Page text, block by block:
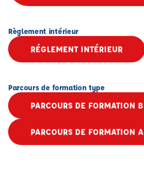
Règlement intérieur
RÉGLEMENT INTÉRIEUR
Parcours de formation type
PARCOURS DE FORMATION B
PARCOURS DE FORMATION A